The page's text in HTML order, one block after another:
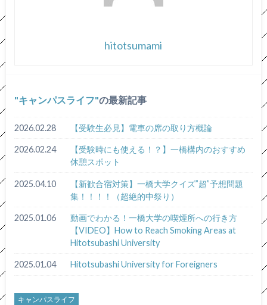
hitotsumami
キャンパスライフ の最新記事
2026.02.28 【受験生必見】電車の席の取り方概論
2026.02.24
【受験時にも使える！？】一橋構内のおすすめ
休憩スポット
2025.04.10
【新歓合宿対策】一橋大学クイズ”超”予想問題
集！！！！（超絶的中祭り）
2025.01.06
動画でわかる！一橋大学の喫煙所への行き方
【VIDEO】How to Reach Smoking Areas at
Hitotsubashi University
2025.01.04 Hitotsubashi University for Foreigners
キャンパスライフ